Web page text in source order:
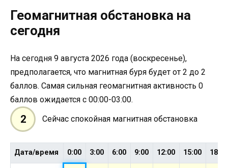
Геомагнитная обстановка на
сегодня
На сегодня 9 августа 2026 года (воскресенье),
предполагается, что магнитная буря будет от 2 до 2
баллов. Самая сильная геомагнитная активность 0
баллов ожидается с 00:00-03:00.
2 Сейчас спокойная магнитная обстановка
Дата/время 0:00 3:00 6:00 9:00 12:00 15:00 18:00